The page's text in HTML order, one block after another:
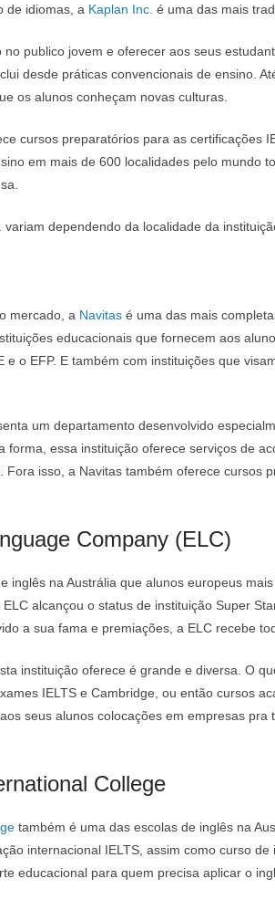
de idiomas, a Kaplan Inc. é uma das mais
no publico jovem e oferecer aos seus
desde práticas convencionais de ensino.
os alunos conheçam novas culturas.
cursos preparatórios para as certificações
em mais de 600 localidades pelo mundo
dependendo da localidade da
mercado, a Navitas é uma das mais
educacionais que fornecem aos
e o EFP. E também com instituições que
um departamento desenvolvido
forma, essa instituição oferece serviços de
isso, a Navitas também oferece cursos
Company (ELC)
inglês na Austrália que alunos europeus
alcançou o status de instituição Super
a sua fama e premiações, a ELC recebe
instituição oferece é grande e diversa. O
IELTS e Cambridge, ou então cursos
seus alunos colocações em empresas pra
College
também é uma das escolas de inglês na
internacional IELTS, assim como curso
educacional para quem precisa aplicar o